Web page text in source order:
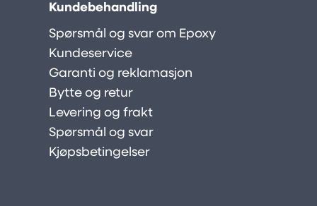
Kundebehandling
Spørsmål og svar om Epoxy
Kundeservice
Garanti og reklamasjon
Bytte og retur
Levering og frakt
Spørsmål og svar
Kjøpsbetingelser